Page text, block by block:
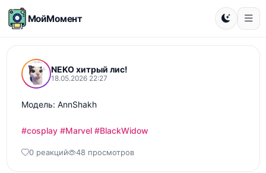
МойМомент
NEKO хитрый лис!
18.05.2026 22:27
Модель: AnnShakh
#cosplay #Marvel #BlackWidow
0 реакций 48 просмотров